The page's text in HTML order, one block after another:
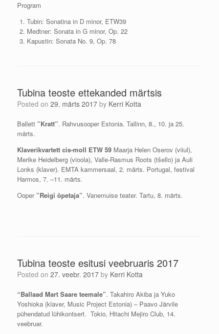
Program
Tubin: Sonatina in D minor, ETW39
Medtner: Sonata in G minor, Op. 22
Kapustin: Sonata No. 9, Op. 78
Tubina teoste ettekanded märtsis
Posted on 29. märts 2017 by Kerri Kotta
Ballett ”Kratt”. Rahvusooper Estonia. Tallinn, 8., 10. ja 25.
märts.
Klaverikvartett cis-moll ETW 59 Maarja Helen Oserov (viiul),
Merike Heidelberg (vioola), Valle-Rasmus Roots (tšello) ja Auli
Lonks (klaver). EMTA kammersaal, 2. märts. Portugal, festival
Harmos, 7. –11. märts.
Ooper ”Reigi õpetaja”. Vanemuise teater. Tartu, 8. märts.
Tubina teoste esitusi veebruaris 2017
Posted on 27. veebr. 2017 by Kerri Kotta
“Ballaad Mart Saare teemale”. Takahiro Akiba ja Yuko
Yoshioka (klaver, Music Project Estonia) – Paavo Järvile
pühendatud lühikontsert. Tokio, Hitachi Mejiro Club, 14.
veebruar.